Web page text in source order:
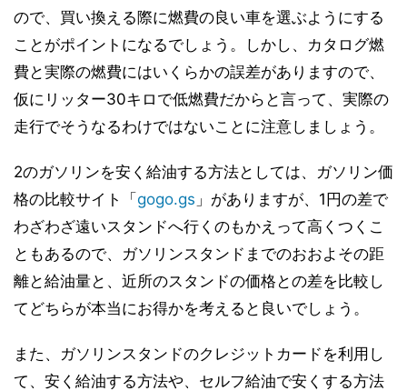
ので、買い換える際に燃費の良い車を選ぶようにする
ことがポイントになるでしょう。しかし、カタログ燃
費と実際の燃費にはいくらかの誤差がありますので、
仮にリッター30キロで低燃費だからと言って、実際の
走行でそうなるわけではないことに注意しましょう。
2のガソリンを安く給油する方法としては、ガソリン価
格の比較サイト「 gogo.gs 」がありますが、1円の差で
わざわざ遠いスタンドへ行くのもかえって高くつくこ
ともあるので、ガソリンスタンドまでのおおよその距
離と給油量と、近所のスタンドの価格との差を比較し
てどちらが本当にお得かを考えると良いでしょう。
また、ガソリンスタンドのクレジットカードを利用し
て、安く給油する方法や、セルフ給油で安くする方法